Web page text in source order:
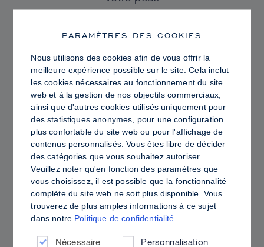
PRO TIPS
Peau Lumineuse vs Peau Grasse :
Comment utiliser Sculpt & Glow pour un fini
radieux à la brillance contrôlée
PARAMÈTRES DES COOKIES
Nous utilisons des cookies afin de vous offrir la
meilleure expérience possible sur le site. Cela inclut
les cookies nécessaires au fonctionnement du site
web et à la gestion de nos objectifs commerciaux,
ainsi que d'autres cookies utilisés uniquement pour
des statistiques anonymes, pour une configuration
plus confortable du site web ou pour l'affichage de
contenus personnalisés. Vous êtes libre de décider
des catégories que vous souhaitez autoriser.
Veuillez noter qu'en fonction des paramètres que
vous choisissez, il est possible que la fonctionnalité
complète du site web ne soit plus disponible. Vous
trouverez de plus amples informations à ce sujet
dans notre Politique de confidentialité
Nécessaire Personnalisation